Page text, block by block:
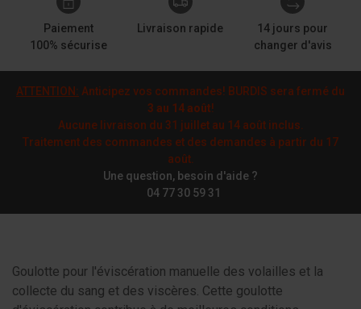
Paiement
100% sécurise
Livraison rapide
14 jours pour
changer d'avis
ATTENTION: Anticipez vos commandes! BURDIS sera fermé du
3 au 14 août!
Aucune livraison du 31 juillet au 14 août inclus.
Traitement des commandes et des demandes à partir du 17
août.
Une question, besoin d'aide ?
04 77 30 59 31
Goulotte pour l'éviscération manuelle des volailles et la
collecte du sang et des viscères. Cette goulotte